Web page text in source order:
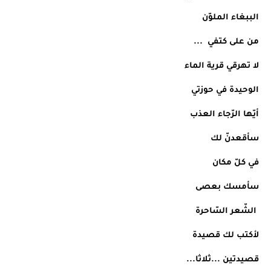
الببغاء الملوّن
من على كتفي  ...
لا تهرقي قرية الماء
الوحيدة في حوزتي
أيّها الرّجاء العذب
سأقعدنّ لك
في كلّ مكان
سأمسك بعصى
لأكتب لك قصيدة
قصيدتين ...ثلاثا...